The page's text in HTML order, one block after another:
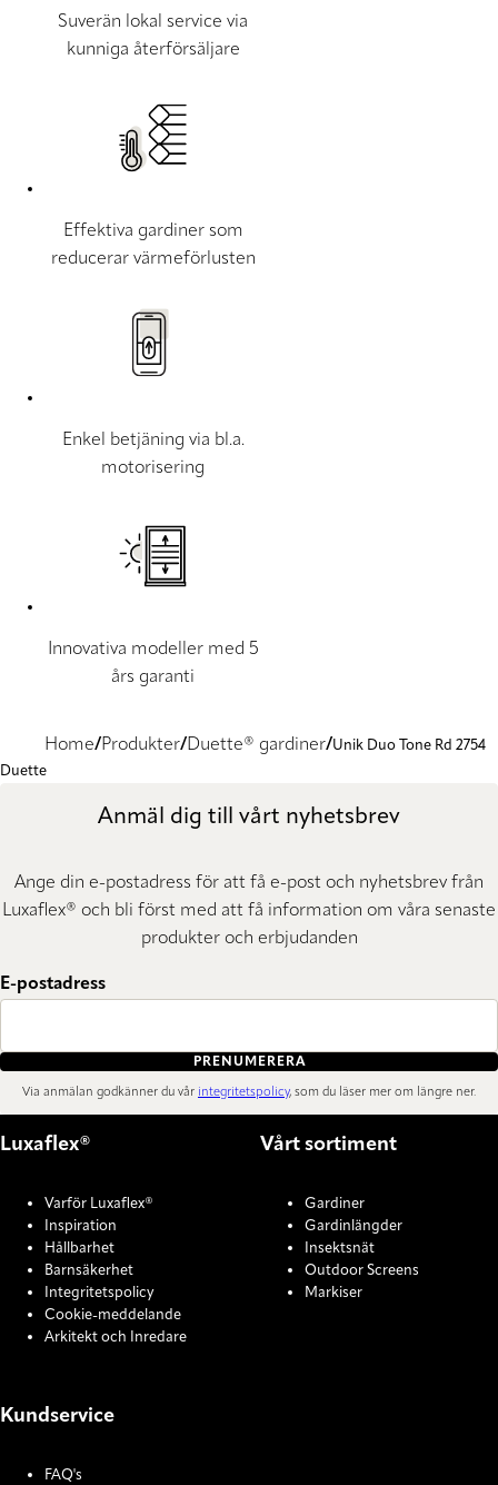
Suverän lokal service via
kunniga återförsäljare
Effektiva gardiner som
reducerar värmeförlusten
Enkel betjäning via bl.a.
motorisering
Innovativa modeller med 5
års garanti
Home Produkter Duette® gardiner Unik Duo Tone Rd 2754
Duette
Anmäl dig till vårt nyhetsbrev
Ange din e-postadress för att få e-post och nyhetsbrev från
Luxaflex® och bli först med att få information om våra senaste
produkter och erbjudanden
E-postadress
PRENUMERERA
Via anmälan godkänner du vår integritetspolicy, som du läser mer om längre ner.
Luxaflex®
Varför Luxaflex®
Inspiration
Hållbarhet
Barnsäkerhet
Integritetspolicy
Cookie-meddelande
Arkitekt och Inredare
Vårt sortiment
Gardiner
Gardinlängder
Insektsnät
Outdoor Screens
Markiser
Kundservice
FAQ's